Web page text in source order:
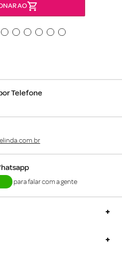
AO
Telefone
para falar com a gente
+
+